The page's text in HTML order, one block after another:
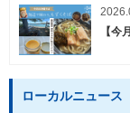
【今
ローカルニュース